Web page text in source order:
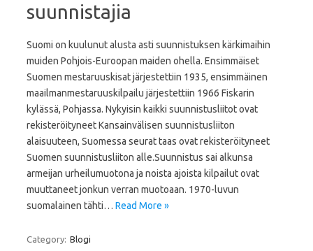
suunnistajia
Suomi on kuulunut alusta asti suunnistuksen kärkimaihin
muiden Pohjois-Euroopan maiden ohella. Ensimmäiset
Suomen mestaruuskisat järjestettiin 1935, ensimmäinen
maailmanmestaruuskilpailu järjestettiin 1966 Fiskarin
kylässä, Pohjassa. Nykyisin kaikki suunnistusliitot ovat
rekisteröityneet Kansainvälisen suunnistusliiton
alaisuuteen, Suomessa seurat taas ovat rekisteröityneet
Suomen suunnistusliiton alle.Suunnistus sai alkunsa
armeijan urheilumuotona ja noista ajoista kilpailut ovat
muuttaneet jonkun verran muotoaan. 1970-luvun
suomalainen tähti… Read More »
Category: Blogi